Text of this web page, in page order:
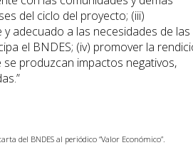
del ciclo del proyecto; (iii)
adecuado a las necesidades de las
el BNDES; (iv) promover la
produzcan impactos negativos,
del BNDES al periódico “Valor Económico”.